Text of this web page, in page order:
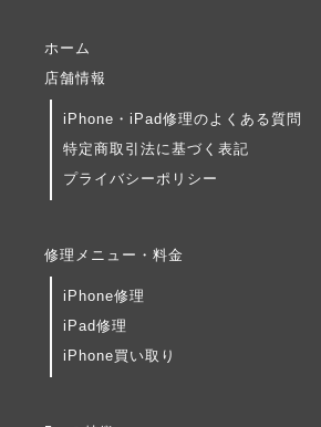
ホーム
店舗情報
iPhone・iPad修理のよくある質問
特定商取引法に基づく表記
プライバシーポリシー
修理メニュー・料金
iPhone修理
iPad修理
iPhone買い取り